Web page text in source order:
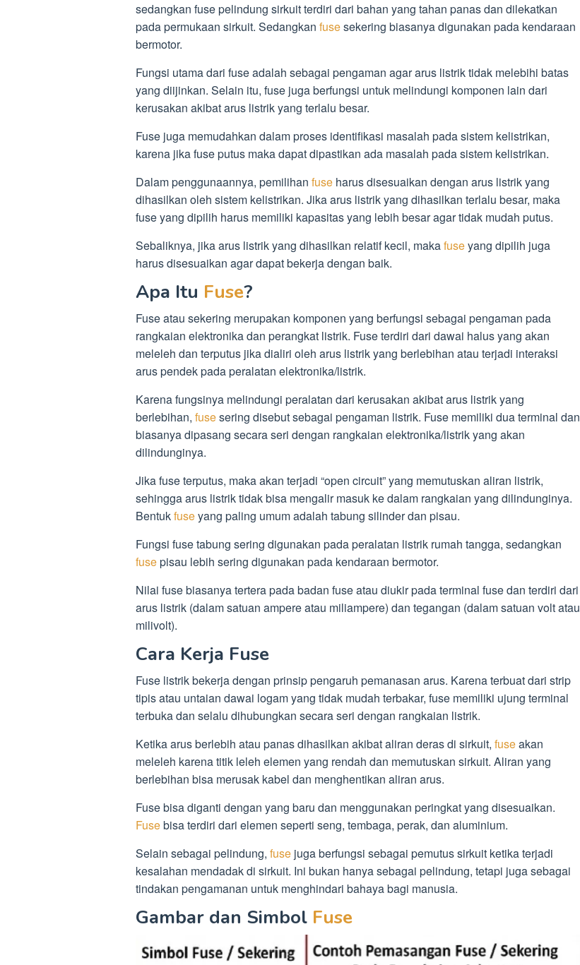
sedangkan fuse pelindung sirkuit terdiri dari bahan yang tahan panas dan dilekatkan
pada permukaan sirkuit. Sedangkan fusesekering biasanya digunakan pada kendaraan
bermotor.
Fungsi utama dari fuse adalah sebagai pengaman agar arus listrik tidak melebihi batas
yang diijinkan. Selain itu, fuse juga berfungsi untuk melindungi komponen lain dari
kerusakan akibat arus listrik yang terlalu besar.
Fuse juga memudahkan dalam proses identifikasi masalah pada sistem kelistrikan,
karena jika fuse putus maka dapat dipastikan ada masalah pada sistem kelistrikan.
Dalam penggunaannya, pemilihan fuse harus disesuaikan dengan arus listrik yang
dihasilkan oleh sistem kelistrikan. Jika arus listrik yang dihasilkan terlalu besar, maka
fuse yang dipilih harus memiliki kapasitas yang lebih besar agar tidak mudah putus.
Sebaliknya, jika arus listrik yang dihasilkan relatif kecil, makafuseyang dipilih juga
harus disesuaikan agar dapat bekerja dengan baik.
Apa Itu Fuse?
Fuse atau sekering merupakan komponen yang berfungsi sebagai pengaman pada
rangkaian elektronika dan perangkat listrik. Fuse terdiri dari dawai halus yang akan
meleleh dan terputus jika dialiri oleh arus listrik yang berlebihan atau terjadi interaksi
arus pendek pada peralatan elektronika/listrik.
Karena fungsinya melindungi peralatan dari kerusakan akibat arus listrik yang
berlebihan, fusesering disebut sebagai pengaman listrik. Fuse memiliki dua terminal dan
biasanya dipasang secara seri dengan rangkaian elektronika/listrik yang akan
dilindunginya.
Jika fuse terputus, maka akan terjadi “open circuit” yang memutuskan aliran listrik,
sehingga arus listrik tidak bisa mengalir masuk ke dalam rangkaian yang dilindunginya.
Bentukfuseyang paling umum adalah tabung silinder dan pisau.
Fungsi fuse tabung sering digunakan pada peralatan listrik rumah tangga, sedangkan
fusepisau lebih sering digunakan pada kendaraan bermotor.
Nilai fuse biasanya tertera pada badan fuse atau diukir pada terminal fuse dan terdiri dari
arus listrik (dalam satuan ampere atau miliampere) dan tegangan (dalam satuan volt atau
milivolt).
Cara Kerja Fuse
Fuse listrik bekerja dengan prinsip pengaruh pemanasan arus. Karena terbuat dari strip
tipis atau untaian dawai logam yang tidak mudah terbakar, fuse memiliki ujung terminal
terbuka dan selalu dihubungkan secara seri dengan rangkaian listrik.
Ketika arus berlebih atau panas dihasilkan akibat aliran deras di sirkuit, fuseakan
meleleh karena titik leleh elemen yang rendah dan memutuskan sirkuit. Aliran yang
berlebihan bisa merusak kabel dan menghentikan aliran arus.
Fuse bisa diganti dengan yang baru dan menggunakan peringkat yang disesuaikan.
Fusebisa terdiri dari elemen seperti seng, tembaga, perak, dan aluminium.
Selain sebagai pelindung, fuse juga berfungsi sebagai pemutus sirkuit ketika terjadi
kesalahan mendadak di sirkuit. Ini bukan hanya sebagai pelindung, tetapi juga sebagai
tindakan pengamanan untuk menghindari bahaya bagi manusia.
Gambar dan Simbol Fuse